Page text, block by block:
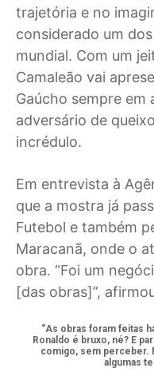
trajetória e no
considerado um
mundial. Com um
Camaleão vai
Gaúcho sempre em
adversário de
incrédulo.
Em entrevista à
que a mostra já
Futebol e também
Maracanã, onde o
obra. “Foi um
[das obras]”,
“As obras foram feitas
Ronaldo é bruxo, né? E
comigo, sem perceber.
algumas